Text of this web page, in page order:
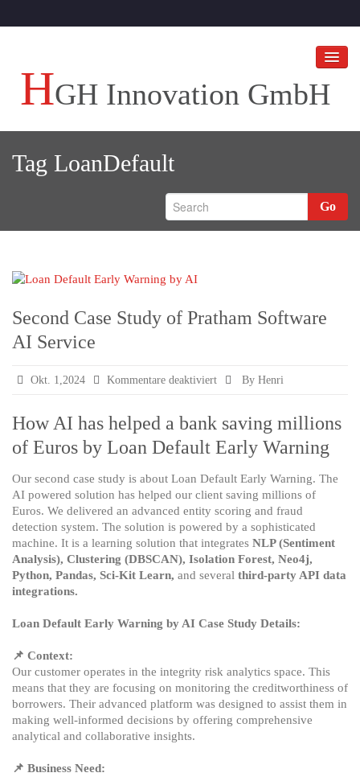
HGH Innovation GmbH
HGH Innovation GmbH
Ihr Unternehmen an die Spitze bringen!
Referenzen
Tag LoanDefault
Go
Second Case Study of Pratham Software
AI Service
Okt. 1,2024 Kommentare deaktiviertfür
Study
of
Pratham
Software
AI
Service
By Henri
How AI has helped a bank saving millions
of Euros by Loan Default Early Warning
Our second case study is about Loan Default Early Warning. The
AI powered solution has helped our client saving millions of
Euros. We delivered an advanced entity scoring and fraud
detection system. The solution is powered by a sophisticated
machine. It is a learning solution that integrates NLP (Sentiment
Analysis), Clustering (DBSCAN), Isolation Forest, Neo4j,
Python, Pandas, Sci-Kit Learn, and several third-party API data
integrations.
Loan Default Early Warning by AI Case Study Details:
📌 Context:
Our customer operates in the integrity risk analytics space. This
means that they are focusing on monitoring the creditworthiness of
borrowers. Their advanced platform was designed to assist them in
making well-informed decisions by offering comprehensive
analytical and collaborative insights.
📌 Business Need: